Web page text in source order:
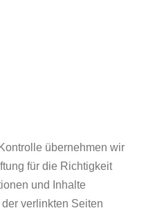
übernehmen wir
für die Richtigkeit
und Inhalte
verlinkten Seiten